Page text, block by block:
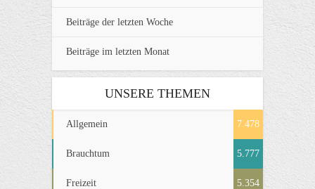
Beiträge der letzten Woche
Beiträge im letzten Monat
UNSERE THEMEN
Allgemein 7.478
Brauchtum 5.777
Freizeit 5.354